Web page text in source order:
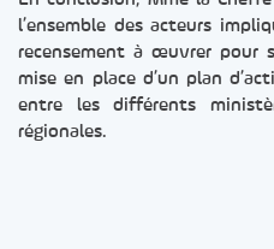
l’ensemble des acteurs
recensement à œuvrer pour
mise en place d’un plan
entre les différents
régionales.